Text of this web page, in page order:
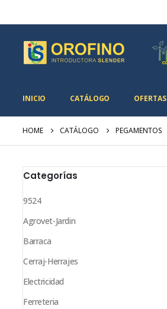
INICIO CATÁLOGO OFERTAS
HOME CATÁLOGO PEGAMENTOS
Categorías
9524
Agrovet-Jardin
Barraca
Cerraj-Herrajes
Electricidad
Ferreteria